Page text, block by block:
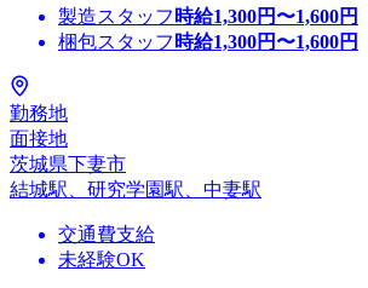
製造スタッフ 時給1,300円〜1,600円
梱包スタッフ 時給1,300円〜1,600円
勤務地
面接地
茨城県下妻市
結城駅、研究学園駅、中妻駅
交通費支給
未経験OK